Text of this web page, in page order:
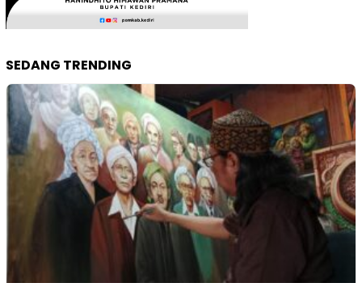
SEDANG TRENDING